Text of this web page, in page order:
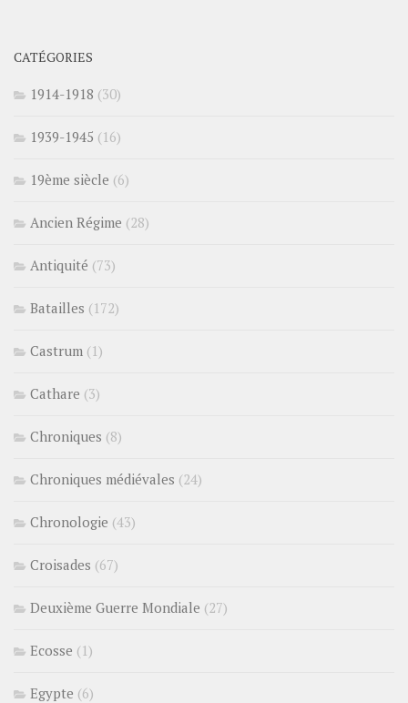
CATÉGORIES
1914-1918 (30)
1939-1945 (16)
19ème siècle (6)
Ancien Régime (28)
Antiquité (73)
Batailles (172)
Castrum (1)
Cathare (3)
Chroniques (8)
Chroniques médiévales (24)
Chronologie (43)
Croisades (67)
Deuxième Guerre Mondiale (27)
Ecosse (1)
Egypte (6)